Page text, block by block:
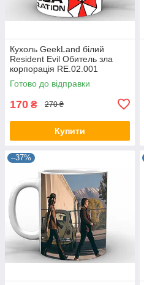
Кухоль GeekLand білий
Resident Evil Обитель зла
корпорація RE.02.001
Готово до відправки
170 ₴ 270 ₴
Купити
–37%